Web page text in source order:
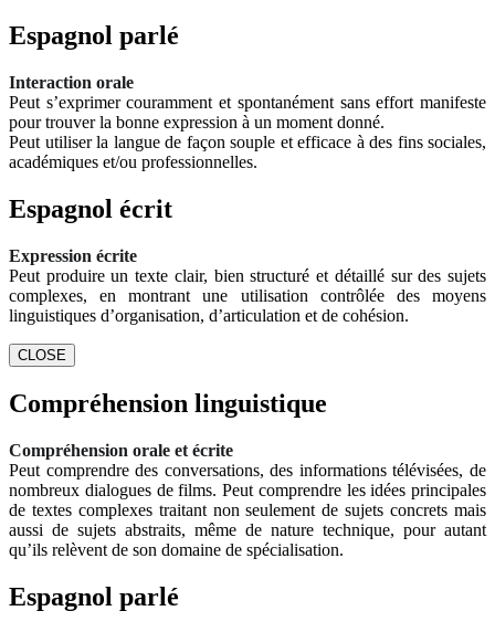
Espagnol parlé
Interaction orale
Peut s’exprimer couramment et spontanément sans effort manifeste
pour trouver la bonne expression à un moment donné.
Peut utiliser la langue de façon souple et efficace à des fins sociales,
académiques et/ou professionnelles.
Espagnol écrit
Expression écrite
Peut produire un texte clair, bien structuré et détaillé sur des sujets
complexes, en montrant une utilisation contrôlée des moyens
linguistiques d’organisation, d’articulation et de cohésion.
CLOSE
Compréhension linguistique
Compréhension orale et écrite
Peut comprendre des conversations, des informations télévisées, de
nombreux dialogues de films. Peut comprendre les idées principales
de textes complexes traitant non seulement de sujets concrets mais
aussi de sujets abstraits, même de nature technique, pour autant
qu’ils relèvent de son domaine de spécialisation.
Espagnol parlé